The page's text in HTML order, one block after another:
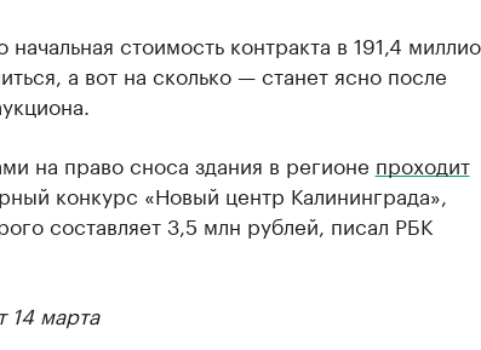
стоимость контракта в 191,4
а вот на сколько — станет ясно после
на право сноса здания в регионе проходит
конкурс «Новый центр Калининграда»,
составляет 3,5 млн рублей, писал РБК
14 марта